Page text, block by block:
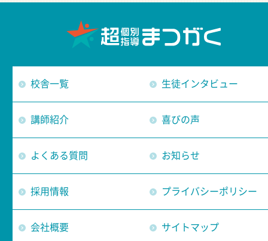
校舎一覧 生徒インタビュー
講師紹介 喜びの声
よくある質問 お知らせ
採用情報 プライバシーポリシー
会社概要 サイトマップ